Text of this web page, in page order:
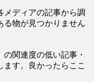
メディアの記事から調
る物が見つかりません
関連度の低い記事・
す。良かったらここ